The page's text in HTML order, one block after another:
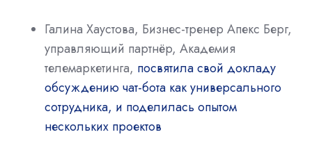
Галина Хаустова, Бизнес-тренер Апекс Берг,
управляющий партнёр, Академия
телемаркетинга, посвятила свой докладу
обсуждению чат-бота как универсального
сотрудника, и поделилась опытом
нескольких проектов